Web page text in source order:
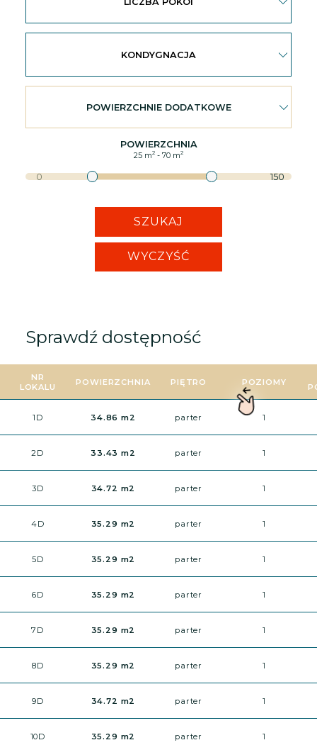
KONDYGNACJA
POWIERZCHNIE DODATKOWE
POWIERZCHNIA
0 150
25 m2 - 70 m2
SZUKAJ
WYCZYŚĆ
Sprawdź dostępność
NR
LOKALU
POWIERZCHNIA PIĘTRO POZIOMY
1D 34.86 m2 parter 1
2D 33.43 m2 parter 1
3D 34.72 m2 parter 1
4D 35.29 m2 parter 1
5D 35.29 m2 parter 1
6D 35.29 m2 parter 1
7D 35.29 m2 parter 1
8D 35.29 m2 parter 1
9D 34.72 m2 parter 1
10D 35.29 m2 parter 1